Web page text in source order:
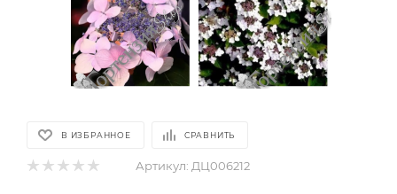
В ИЗБРАННОЕ СРАВНИТЬ
Артикул: ДЦ006212